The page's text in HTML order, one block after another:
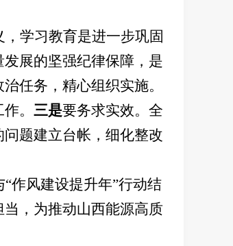
学习教育是进一步巩固
展的坚强纪律保障，是
任务，精心组织实施。
。 三是要务求实效。全
题建立台帐，细化整改
“作风建设提升年”行动结
，为推动山西能源高质